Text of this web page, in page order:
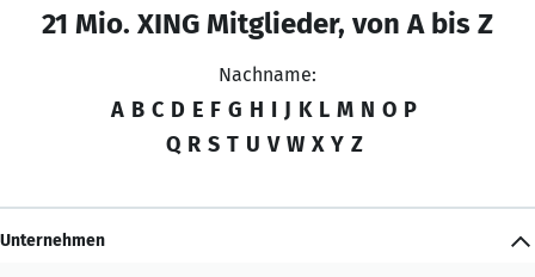
21 Mio. XING Mitglieder, von A bis Z
Nachname:
A B C D E F G H I J K L M N O P
Q R S T U V W X Y Z
Unternehmen